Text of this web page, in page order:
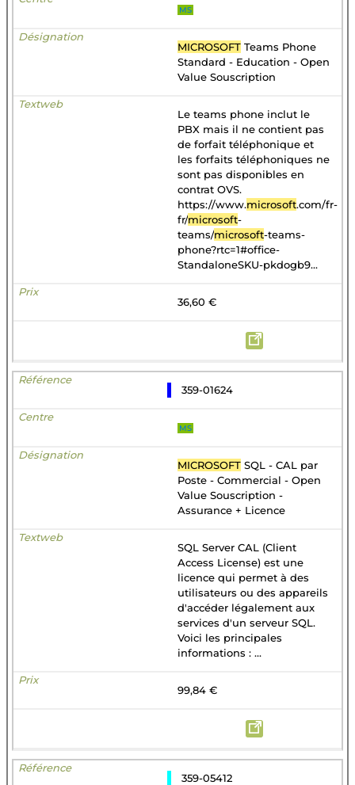
MS
MICROSOFT Teams Phone
Standard - Education - Open
Value Souscription
Le teams phone inclut le
PBX mais il ne contient pas
de forfait téléphonique et
les forfaits téléphoniques ne
sont pas disponibles en
contrat OVS.
https://www.microsoft.com/fr-
fr/microsoft-
teams/microsoft-teams-
phone?rtc=1#office-
StandaloneSKU-pkdogb9...
36,60 €
359-01624
MS
MICROSOFT SQL - CAL par
Poste - Commercial - Open
Value Souscription -
Assurance + Licence
SQL Server CAL (Client
Access License) est une
licence qui permet à des
utilisateurs ou des appareils
d'accéder légalement aux
services d'un serveur SQL.
Voici les principales
informations : ...
99,84 €
359-05412